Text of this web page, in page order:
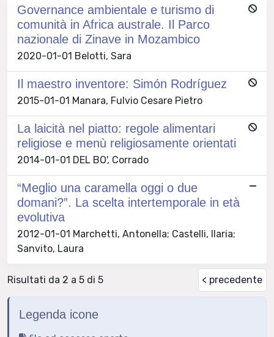
Governance ambientale e turismo di
comunità in Africa australe. Il Parco
nazionale di Zinave in Mozambico
2020-01-01 Belotti, Sara
Il maestro inventore: Simón Rodríguez
2015-01-01 Manara, Fulvio Cesare Pietro
La laicità nel piatto: regole alimentari
religiose e menù religiosamente orientati
2014-01-01 DEL BO', Corrado
“Meglio una caramella oggi o due
domani?”. La scelta intertemporale in età
evolutiva
2012-01-01 Marchetti, Antonella; Castelli, Ilaria;
Sanvito, Laura
Risultati da 2 a 5 di 5 < precedente
Legenda icone